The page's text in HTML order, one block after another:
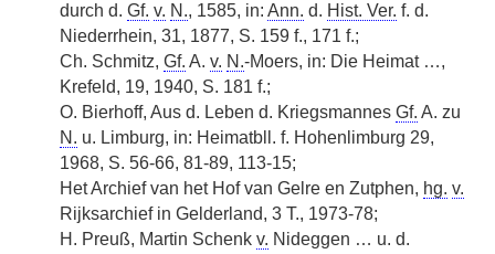
durch d. Gf. v. N., 1585, in: Ann. d. Hist. Ver. f. d.
Niederrhein, 31, 1877, S. 159 f., 171 f.;
Ch. Schmitz, Gf. A. v. N.-Moers, in: Die Heimat …,
Krefeld, 19, 1940, S. 181 f.;
O. Bierhoff, Aus d. Leben d. Kriegsmannes Gf. A. zu
N. u. Limburg, in: Heimatbll. f. Hohenlimburg 29,
1968, S. 56-66, 81-89, 113-15;
Het Archief van het Hof van Gelre en Zutphen, hg. v.
Rijksarchief in Gelderland, 3 T., 1973-78;
H. Preuß, Martin Schenk v. Nideggen … u. d.